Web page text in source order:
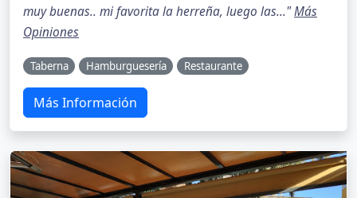
muy buenas.. mi favorita la herreña, luego las..."Más
Opiniones
Taberna Hamburguesería Restaurante
Más Información